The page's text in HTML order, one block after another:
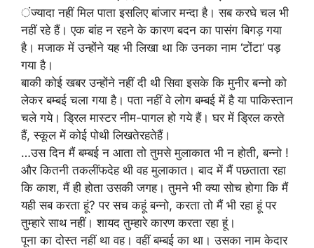
ंज्यादा नहीं मिल पाता इसलिए बांजार मन्दा है। सब करघे चल भी
नहीं रहे हैं। एक बांह न रहने के कारण बदन का पासंग बिगड़ गया
है। मजाक में उन्होंने यह भी लिखा था कि उनका नाम ‘टोंटा’ पड़
गया है।
बाकी कोई खबर उन्होंने नहीं दी थी सिवा इसके कि मुनीर बन्नो को
लेकर बम्बई चला गया है। पता नहीं वे लोग बम्बई में है या पाकिस्तान
चले गये। ड्रिल मास्टर नीम-पागल हो गये हैं। घर में ड्रिल करते
हैं, स्कूल में कोई पोथी लिखतेरहतेहैं।
…उस दिन मैं बम्बई न आता तो तुमसे मुलाकात भी न होती, बन्नो !
और कितनी तकलींफदेह थी वह मुलाकात। बाद में मैं पछताता रहा
कि काश, मैं ही होता उसकी जगह। तुमने भी क्या सोच होगा कि मैं
यही सब करता हूं? पर सच कहूं बन्नो, करता तो मैं भी रहा हूं पर
तुम्हारे साथ नहीं। शायद तुम्हारे कारण करता रहा हूं।
पूना का दोस्त नहीं था वह। वहीं बम्बई का था। उसका नाम केदार